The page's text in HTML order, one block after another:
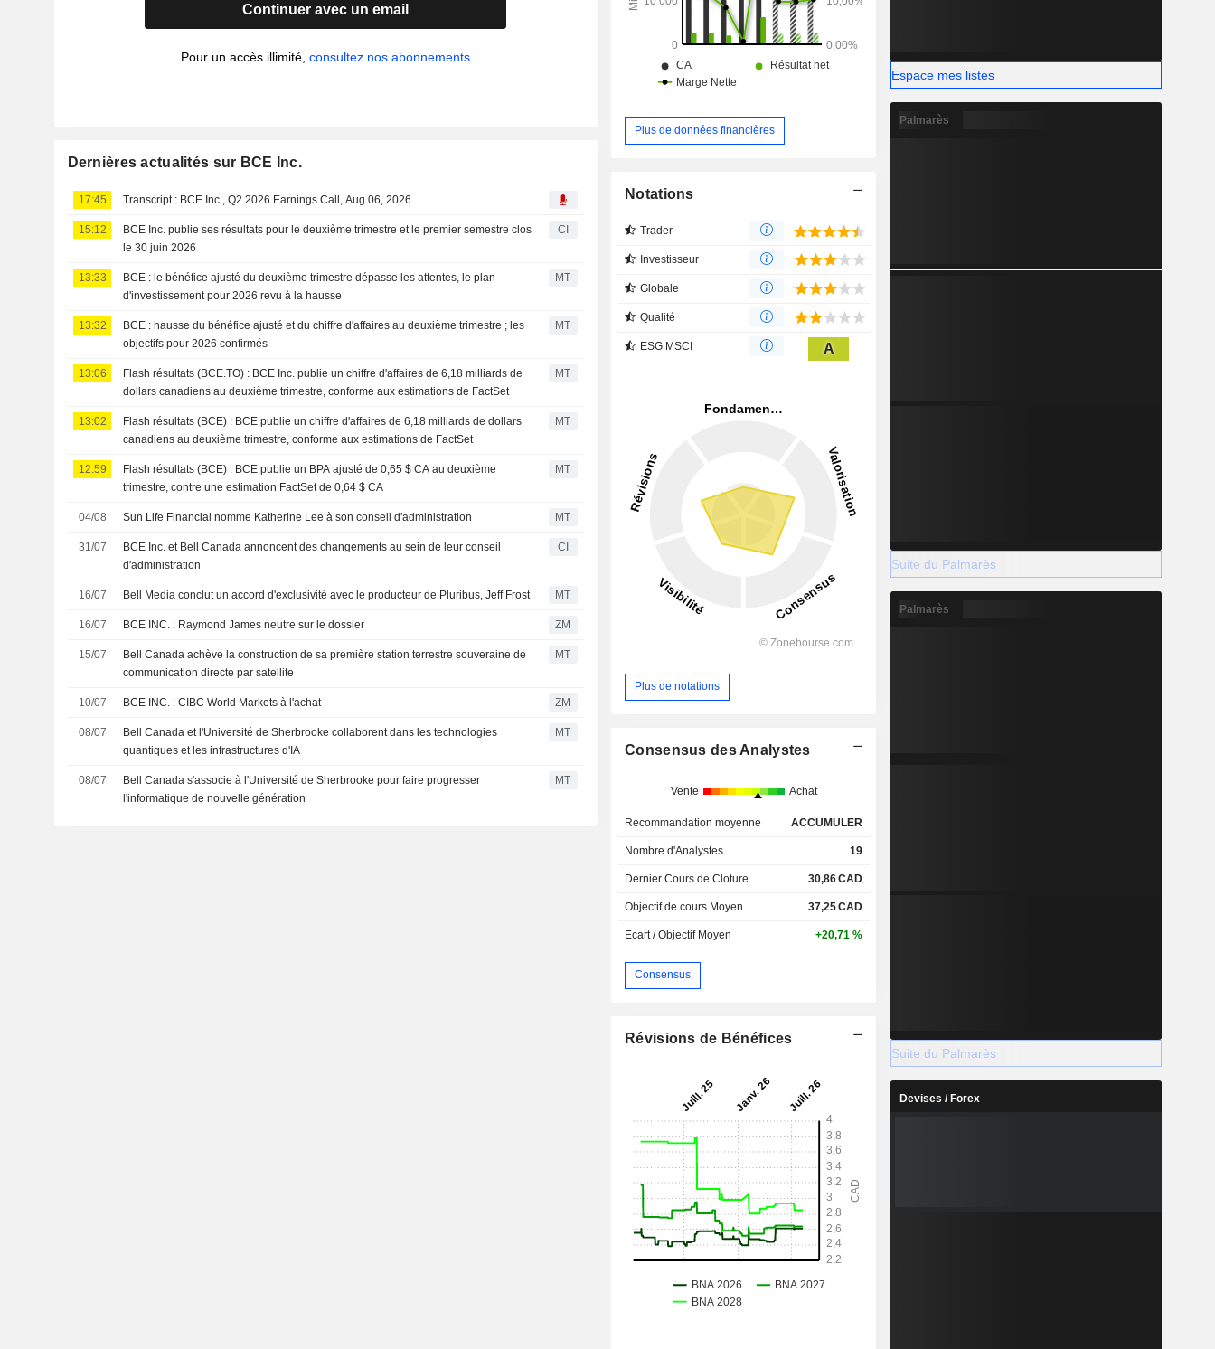
Continuer avec un email
Pour un accès illimité,consultez nos abonnements
Dernières actualités sur BCE Inc.
17:45 Transcript : BCE Inc., Q2 2026 Earnings Call, Aug 06, 2026
15:12
BCE Inc. publie ses résultats pour le deuxième trimestre et le premier semestre clos
le 30 juin 2026
CI
13:33
BCE : le bénéfice ajusté du deuxième trimestre dépasse les attentes, le plan
d'investissement pour 2026 revu à la hausse
MT
13:32
BCE : hausse du bénéfice ajusté et du chiffre d'affaires au deuxième trimestre ; les
objectifs pour 2026 confirmés
MT
13:06
Flash résultats (BCE.TO) : BCE Inc. publie un chiffre d'affaires de 6,18 milliards de
dollars canadiens au deuxième trimestre, conforme aux estimations de FactSet
MT
13:02
Flash résultats (BCE) : BCE publie un chiffre d'affaires de 6,18 milliards de dollars
canadiens au deuxième trimestre, conforme aux estimations de FactSet
MT
12:59
Flash résultats (BCE) : BCE publie un BPA ajusté de 0,65 $ CA au deuxième
trimestre, contre une estimation FactSet de 0,64 $ CA
MT
04/08 Sun Life Financial nomme Katherine Lee à son conseil d'administration MT
31/07
BCE Inc. et Bell Canada annoncent des changements au sein de leur conseil
d'administration
CI
16/07 Bell Media conclut un accord d'exclusivité avec le producteur de Pluribus, Jeff Frost MT
16/07 BCE INC. : Raymond James neutre sur le dossier ZM
15/07
Bell Canada achève la construction de sa première station terrestre souveraine de
communication directe par satellite
MT
10/07 BCE INC. : CIBC World Markets à l'achat ZM
08/07
Bell Canada et l'Université de Sherbrooke collaborent dans les technologies
quantiques et les infrastructures d'IA
MT
08/07
Bell Canada s'associe à l'Université de Sherbrooke pour faire progresser
l'informatique de nouvelle génération
MT
Plus de données financières
Notations
Trader
Investisseur
Globale
Qualité
ESG MSCI A
Plus de notations
Consensus des Analystes
Vente Achat
Recommandation moyenne ACCUMULER
Nombre d'Analystes 19
Dernier Cours de Cloture 30,86CAD
Objectif de cours Moyen 37,25CAD
Ecart / Objectif Moyen +20,71 %
Consensus
Révisions de Bénéfices
Espace mes listes
Palmarès
Suite du Palmarès
Palmarès
Suite du Palmarès
Devises / Forex